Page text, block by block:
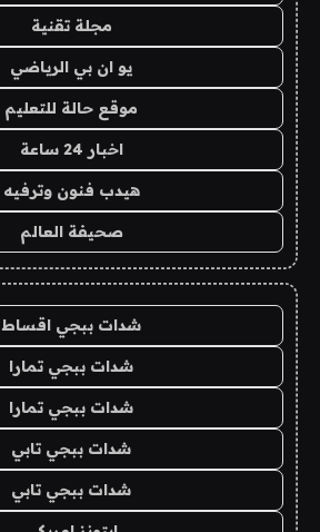
مجلة تقنية
يو ان بي الرياضي
موقع حالة للتعليم
اخبار 24 ساعة
هيدب فنون وترفيه
صحيفة العالم
شدات ببجي اقساط
شدات ببجي تمارا
شدات ببجي تمارا
شدات ببجي تابي
شدات ببجي تابي